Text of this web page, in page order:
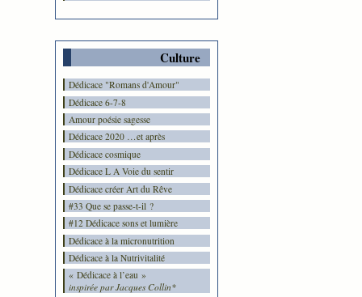
Culture
Dédicace "Romans d'Amour"
Dédicace 6-7-8
Amour poésie sagesse
Dédicace 2020 …et après
Dédicace cosmique
Dédicace L A Voie du sentir
Dédicace créer Art du Rêve
#33 Que se passe-t-il ?
#12 Dédicace sons et lumière
Dédicace à la micronutrition
Dédicace à la Nutrivitalité
« Dédicace à l’eau »
inspirée par Jacques Collin*